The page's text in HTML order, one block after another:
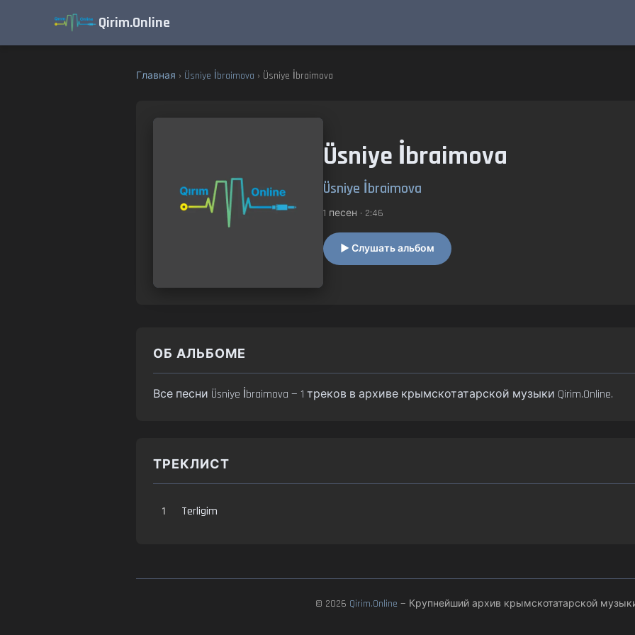
Qirim.Online
Главная › Üsniye İbraimova › Üsniye İbraimova
Üsniye İbraimova
Üsniye İbraimova
1 песен • 2:46
▶ Слушать альбом
ОБ АЛЬБОМЕ
Все песни Üsniye İbraimova — 1 треков в архиве крымскотатарской музыки Qirim.Online.
ТРЕКЛИСТ
1 Terligim
© 2026 Qirim.Online — Крупнейший архив крымскотатарской